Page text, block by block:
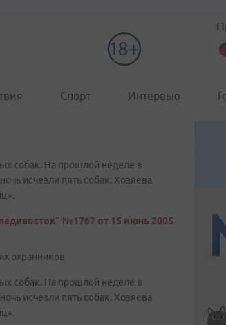
Спорт Интервью
собак. На прошлой неделе в
исчезли пять собак. Хозяева
№1767 от 15 июнь 2005
охранников
собак. На прошлой неделе в
исчезли пять собак. Хозяева